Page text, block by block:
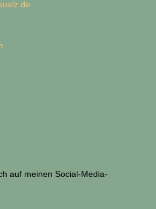
auf meinen Social-Media-